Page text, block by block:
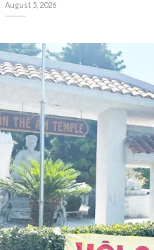
August 5, 2026